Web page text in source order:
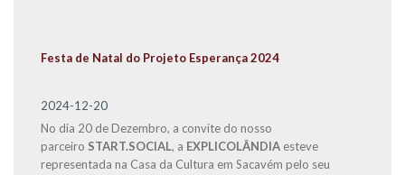
Festa de Natal do Projeto Esperança 2024
2024-12-20
No dia 20 de Dezembro, a convite do nosso
parceiro START.SOCIAL, a EXPLICOLÂNDIA esteve
representada na Casa da Cultura em Sacavém pelo seu